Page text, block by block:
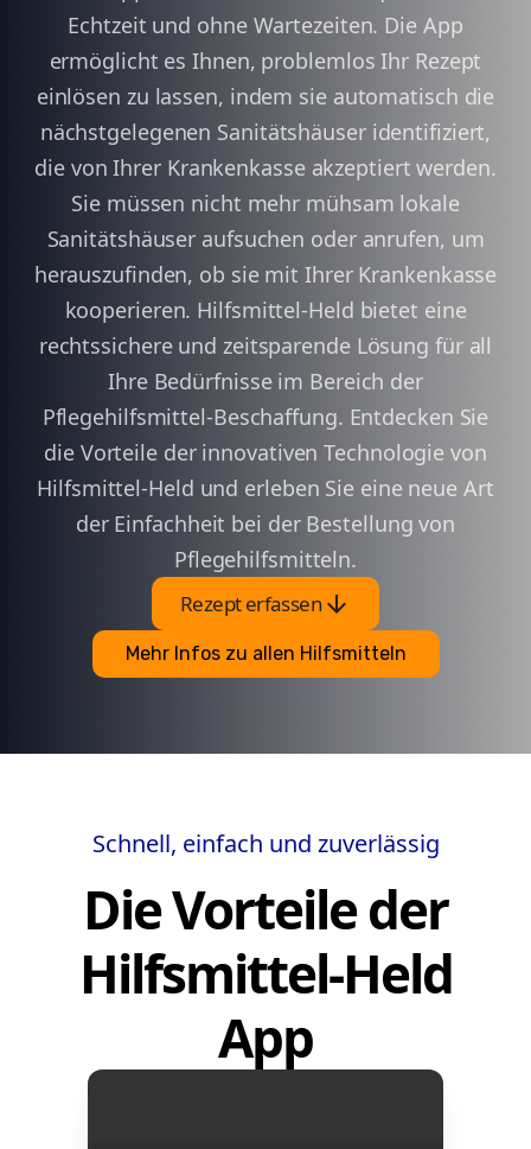
Echtzeit und ohne Wartezeiten. Die App
ermöglicht es Ihnen, problemlos Ihr Rezept
einlösen zu lassen, indem sie automatisch die
nächstgelegenen Sanitätshäuser identifiziert,
die von Ihrer Krankenkasse akzeptiert werden.
Sie müssen nicht mehr mühsam lokale
Sanitätshäuser aufsuchen oder anrufen, um
herauszufinden, ob sie mit Ihrer Krankenkasse
kooperieren. Hilfsmittel-Held bietet eine
rechtssichere und zeitsparende Lösung für all
Ihre Bedürfnisse im Bereich der
Pflegehilfsmittel-Beschaffung. Entdecken Sie
die Vorteile der innovativen Technologie von
Hilfsmittel-Held und erleben Sie eine neue Art
der Einfachheit bei der Bestellung von
Pflegehilfsmitteln.
Rezept erfassenarrow_downward
Mehr Infos zu allen Hilfsmitteln
Schnell, einfach und zuverlässig
Die Vorteile der
Hilfsmittel-Held
App